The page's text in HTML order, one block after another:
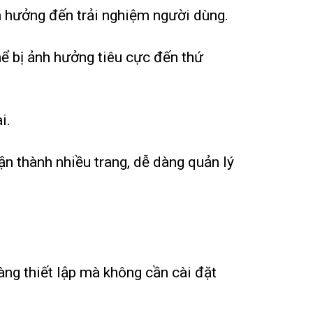
hưởng đến trải nghiệm người dùng.
bị ảnh hưởng tiêu cực đến thứ
thành nhiều trang, dễ dàng quản lý
thiết lập mà không cần cài đặt